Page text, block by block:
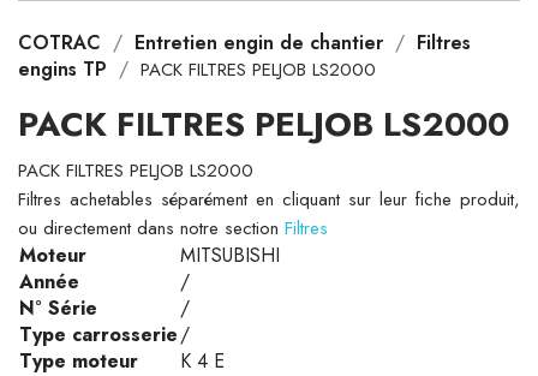
COTRAC Entretien engin de chantier
Filtres
engins TP
PACK FILTRES PELJOB LS2000
PACK FILTRES PELJOB LS2000
PACK FILTRES PELJOB LS2000
Filtres achetables séparément en cliquant sur leur fiche produit,
ou directement dans notre section Filtres
Moteur
MITSUBISHI
Année
/
N° Série
/
Type carrosserie/
Type moteur
K 4 E